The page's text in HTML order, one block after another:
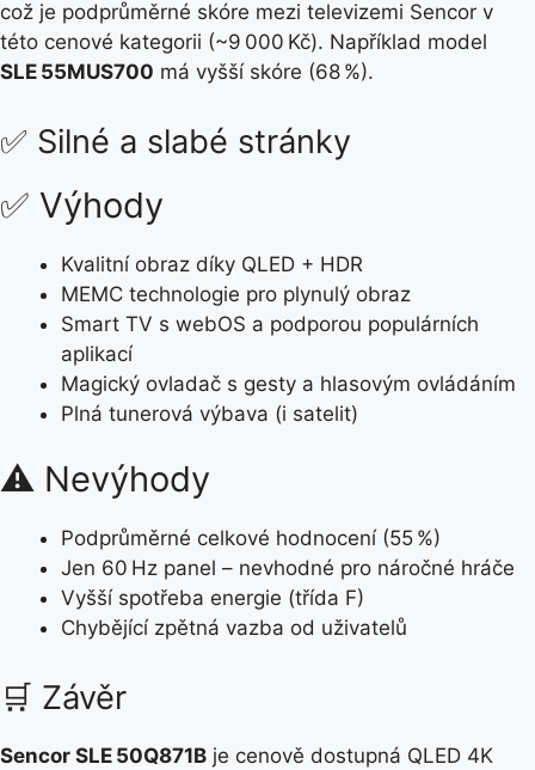
což je podprůměrné skóre mezi televizemi Sencor v
této cenové kategorii (~9 000 Kč). Například model
SLE 55MUS700 má vyšší skóre (68 %).
✅ Silné a slabé stránky
✅ Výhody
Kvalitní obraz díky QLED + HDR
MEMC technologie pro plynulý obraz
Smart TV s webOS a podporou populárních
aplikací
Magický ovladač s gesty a hlasovým ovládáním
Plná tunerová výbava (i satelit)
⚠️ Nevýhody
Podprůměrné celkové hodnocení (55 %)
Jen 60 Hz panel – nevhodné pro náročné hráče
Vyšší spotřeba energie (třída F)
Chybějící zpětná vazba od uživatelů
🛒 Závěr
Sencor SLE 50Q871B je cenově dostupná QLED 4K